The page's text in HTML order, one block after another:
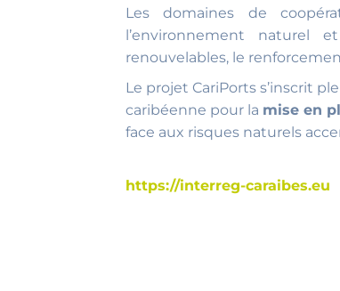
Les domaines de
l’environnement naturel
renouvelables, le
Le projet CariPorts s’inscrit
caribéenne pour la mise en
face aux risques naturels
https://interreg-caraibes.eu